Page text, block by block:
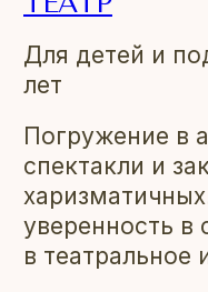
Для детей и
лет
Погружение в
спектакли и
уверенность в
в театральное